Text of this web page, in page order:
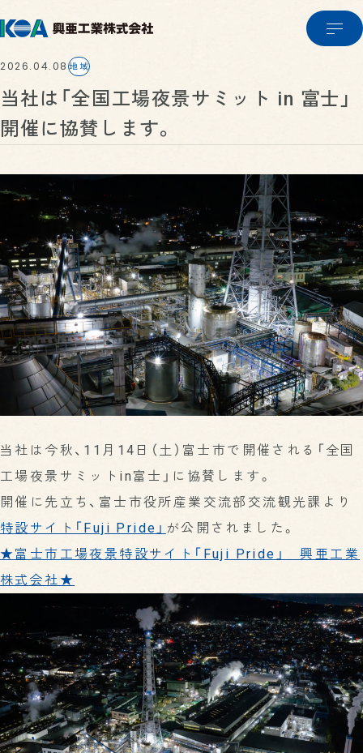
COMPANY
企業情報
企業情報TOP
代表メッセージ
会社概要
沿革
アクセスマップ
営業ネットワーク
研究開発・品質管理
パートナーシップ構築宣言
PRODUCTS & SERVICE
製品・サービス
製品・サービスTOP
段ボール原紙
ペーパータオル原紙・緩衝材用紙
機密書類溶解処理
機密書類溶解処理の流れ
機密書類溶解処理お問い合わせ
SUSTAINABILITY
サステナビリティ
サステナビリティTOP
クローズド・リサイクル
環境報告書
廃棄物処理施設の維持管理情報
社会への取り組み
次世代育成支援対策推進法への取り組み
女性活躍推進法への取り組み
地域との共生
RECRUIT
採用情報
総合職・一般職について
技能職について
教育研修・福利厚生など
お知らせ利用規約
2026.04.08 地域
当社は「全国工場夜景サミット in 富士」
開催に協賛します。
当社は今秋、11月14日（土）富士市で開催される「全国
工場夜景サミットin富士」に協賛します。
開催に先立ち、富士市役所産業交流部交流観光課より
特設サイト「Fuji Pride」 が公開されました。
★富士市工場夜景特設サイト「Fuji Pride」 興亜工業
株式会社★